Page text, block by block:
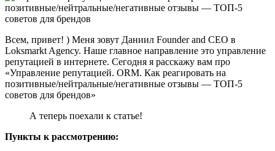
Всем, привет! ) Меня зовут Даниил Founder and CEO в
Loksmarkt Agency. Наше главное направление это управление
репутацией в интернете. Сегодня я расскажу вам про
«Управление репутацией. ORM. Как реагировать на
позитивные/нейтральные/негативные отзывы — ТОП-5
советов для брендов»
А теперь поехали к статье!
Пункты к рассмотрению: